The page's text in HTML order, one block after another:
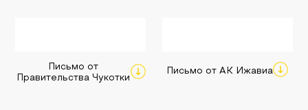
Письмо от
Правительства Чукотки
Письмо от АК Ижавиа